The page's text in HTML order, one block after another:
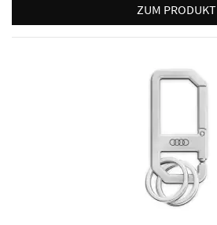
ZUM PRODUKT